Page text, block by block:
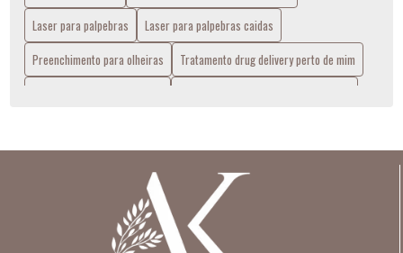
COMO FUNCIONA O ULTRASSOM MICROFOCADO PARA
TRATAMENTO ESTÉTICO FACIAL
COMO IDENTIFICAR E TRATAR DIFERENTES TIPOS DE
ATRAVÉS DE PROCEDIMENTOS ESTÉTICOS
COMO POSSO EVITAR QUE A MINHA PELE ENVELHEÇA?
Laser para palpebras
Laser para palpebras caidas
Preenchimento para olheiras
Tratamento drug delivery perto de mim